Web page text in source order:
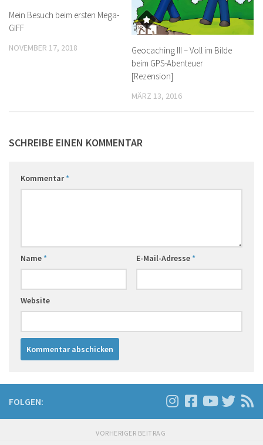
Mein Besuch beim ersten Mega-
GIFF
NOVEMBER 17, 2018
Geocaching III – Voll im Bilde
beim GPS-Abenteuer
[Rezension]
MÄRZ 13, 2016
SCHREIBE EINEN KOMMENTAR
Kommentar*
Name* E-Mail-Adresse*
Website
FOLGEN:
VORHERIGER BEITRAG